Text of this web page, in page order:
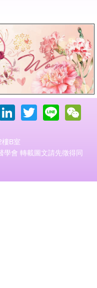
LinkedIn
Twitter
Line
B室
會 轉載圖文請先徵得同